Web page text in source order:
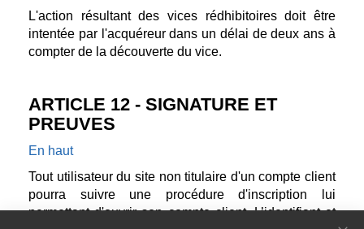
L'action résultant des vices rédhibitoires doit être
intentée par l'acquéreur dans un délai de deux ans à
compter de la découverte du vice.
ARTICLE 12 - SIGNATURE ET
PREUVES
En haut
Tout utilisateur du site non titulaire d'un compte client
pourra suivre une procédure d'inscription lui
permettant d'ouvrir son compte client. L’identifiant et